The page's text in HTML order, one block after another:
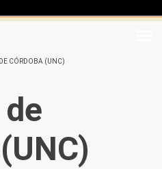
CÓRDOBA (UNC)